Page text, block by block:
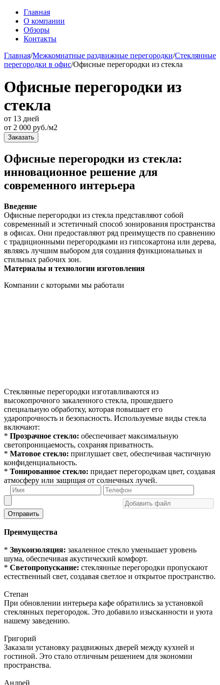
Главная
О компании
Обзоры
Контакты
Главная/Межкомнатные раздвижные перегородки/Стеклянные
перегородки в офис/Офисные перегородки из стекла
Офисные перегородки из
стекла
от 13 дней
от 2 000 руб./м2
Заказать
Офисные перегородки из стекла:
инновационное решение для
современного интерьера
Введение
Офисные перегородки из стекла представляют собой
современный и эстетичный способ зонирования пространства
в офисах. Они предоставляют ряд преимуществ по сравнению
с традиционными перегородками из гипсокартона или дерева,
являясь лучшим выбором для создания функциональных и
стильных рабочих зон.
Материалы и технологии изготовления
Компании с которыми мы работали
Стеклянные перегородки изготавливаются из
высокопрочного закаленного стекла, прошедшего
специальную обработку, которая повышает его
ударопрочность и безопасность. Используемые виды стекла
включают:
* Прозрачное стекло: обеспечивает максимальную
светопроницаемость, сохраняя приватность.
* Матовое стекло: приглушает свет, обеспечивая частичную
конфиденциальность.
* Тонированное стекло: придает перегородкам цвет, создавая
атмосферу или защищая от солнечных лучей.
Отправить
Преимущества
* Звукоизоляция: закаленное стекло уменьшает уровень
шума, обеспечивая акустический комфорт.
* Светопропускание: стеклянные перегородки пропускают
естественный свет, создавая светлое и открытое пространство.
Степан
При обновлении интерьера кафе обратились за установкой
стеклянных перегородок. Это добавило изысканности и уюта
нашему заведению.
Григорий
Заказали установку раздвижных дверей между кухней и
гостиной. Это стало отличным решением для экономии
пространства.
Андрей